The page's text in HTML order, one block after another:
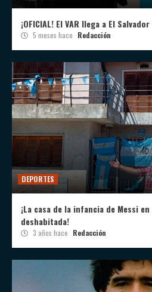
¡OFICIAL! El VAR llega a El Salvador
5 meses hace Redacción
DEPORTES
¡La casa de la infancia de Messi
deshabitada!
3 años hace Redacción